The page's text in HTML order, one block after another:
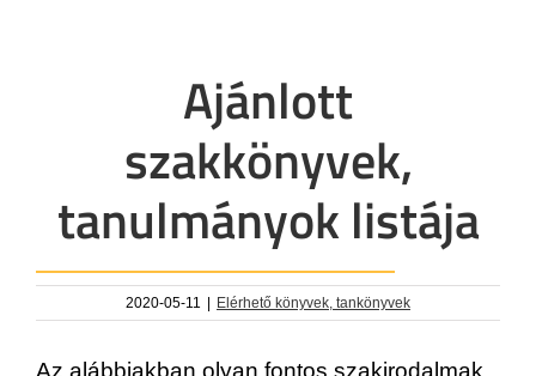
Ajánlott
szakkönyvek,
tanulmányok listája
2020-05-11 | Elérhető könyvek, tankönyvek
Az alábbiakban olyan fontos szakirodalmak